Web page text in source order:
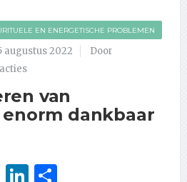
EN ENERGETISCHE PROBLEMEN
augustus 2022
Door
van
dankbaar
GmailLinkedIn